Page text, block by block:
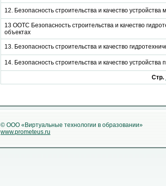
12. Безопасность строительства и качество устройства
13 ООТС Безопасность строительства и качество
объектах
13. Безопасность строительства и качество
14. Безопасность строительства и качество
Стр.
© ООО «Виртуальные технологии в образовании»
www.prometeus.ru